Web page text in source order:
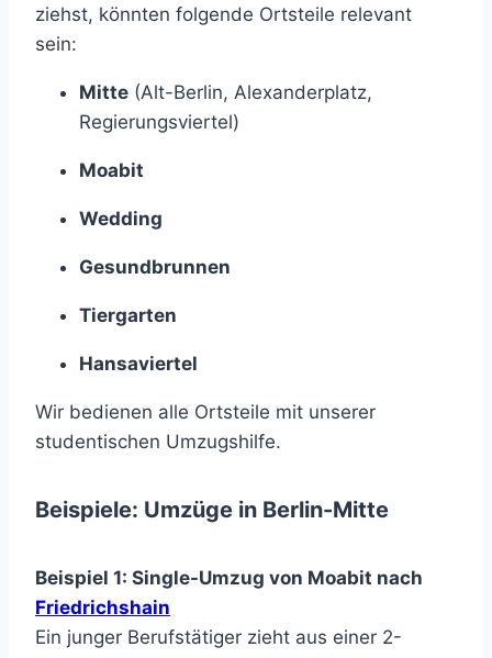
ziehst, könnten folgende Ortsteile relevant
sein:
Mitte (Alt-Berlin, Alexanderplatz,
Regierungsviertel)
Moabit
Wedding
Gesundbrunnen
Tiergarten
Hansaviertel
Wir bedienen alle Ortsteile mit unserer
studentischen Umzugshilfe.
Beispiele: Umzüge in Berlin-Mitte
Beispiel 1: Single-Umzug von Moabit nach
Friedrichshain
Ein junger Berufstätiger zieht aus einer 2-